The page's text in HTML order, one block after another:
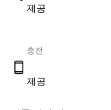
제공
충전
제공